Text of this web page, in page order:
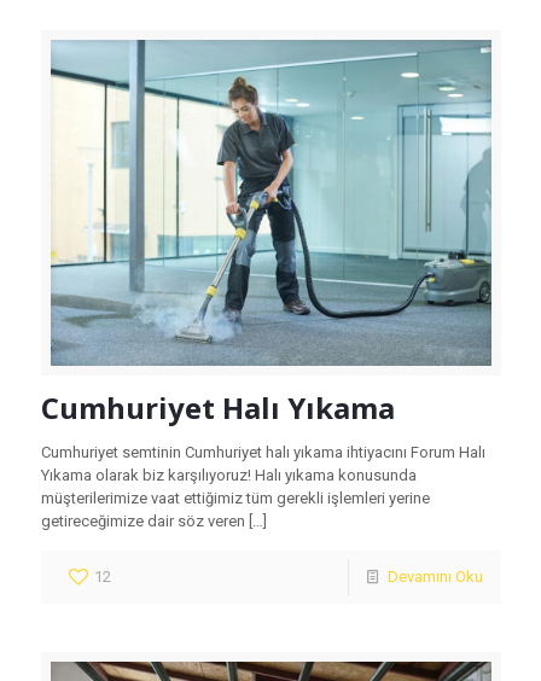
Cumhuriyet Halı Yıkama
Cumhuriyet semtinin Cumhuriyet halı yıkama ihtiyacını Forum Halı
Yıkama olarak biz karşılıyoruz! Halı yıkama konusunda
müşterilerimize vaat ettiğimiz tüm gerekli işlemleri yerine
getireceğimize dair söz veren […]
12 Devamını Oku